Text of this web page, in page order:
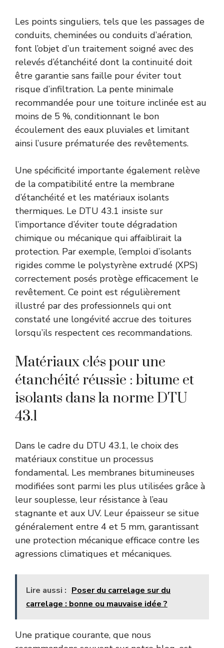
Les points singuliers, tels que les passages de
conduits, cheminées ou conduits d’aération,
font l’objet d’un traitement soigné avec des
relevés d’étanchéité dont la continuité doit
être garantie sans faille pour éviter tout
risque d’infiltration. La pente minimale
recommandée pour une toiture inclinée est au
moins de 5 %, conditionnant le bon
écoulement des eaux pluviales et limitant
ainsi l’usure prématurée des revêtements.
Une spécificité importante également relève
de la compatibilité entre la membrane
d’étanchéité et les matériaux isolants
thermiques. Le DTU 43.1 insiste sur
l’importance d’éviter toute dégradation
chimique ou mécanique qui affaiblirait la
protection. Par exemple, l’emploi d’isolants
rigides comme le polystyrène extrudé (XPS)
correctement posés protège efficacement le
revêtement. Ce point est régulièrement
illustré par des professionnels qui ont
constaté une longévité accrue des toitures
lorsqu’ils respectent ces recommandations.
Matériaux clés pour une
étanchéité réussie : bitume et
isolants dans la norme DTU
43.1
Dans le cadre du DTU 43.1, le choix des
matériaux constitue un processus
fondamental. Les membranes bitumineuses
modifiées sont parmi les plus utilisées grâce à
leur souplesse, leur résistance à l’eau
stagnante et aux UV. Leur épaisseur se situe
généralement entre 4 et 5 mm, garantissant
une protection mécanique efficace contre les
agressions climatiques et mécaniques.
Lire aussi : Poser du carrelage sur du
carrelage : bonne ou mauvaise idée ?
Une pratique courante, que nous